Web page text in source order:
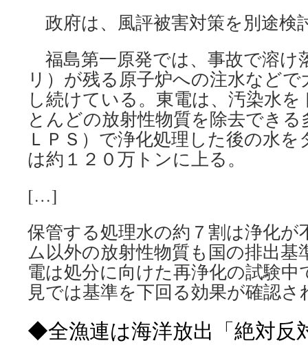
政府は、風評被害対策を別途検
福島第一原発では、事故で溶け
リ）が残る原子炉への注水など
し続けている。東電は、汚染水
とんどの放射性物質を除去でき
ＬＰＳ）で浄化処理した後の水
は約１２０万トンに上る。
[…]
保管する処理水の約７割は浄化が
ム以外の放射性物質も国の排出基
電は処分に向けた再浄化の試験中
見では基準を下回る効果が確認
◆全漁連は海洋放出「絶対反